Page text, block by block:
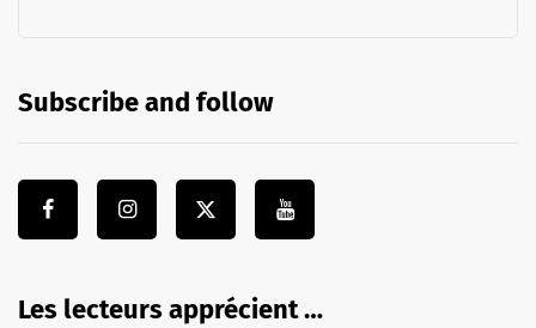
Subscribe and follow
Les lecteurs apprécient …